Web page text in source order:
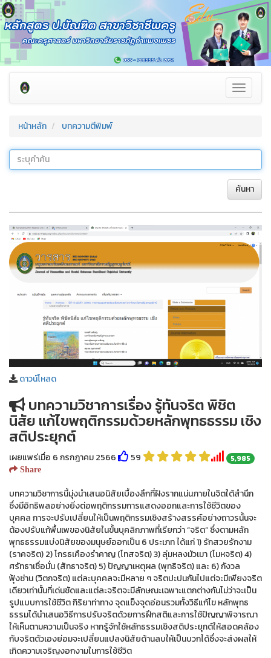
Toggle
หน้าหลัก
บทความตีพิมพ์
ค้นหา
ดาวน์โหลด
บทความวิชาการเรื่อง รู้ทันจริต พิชิต
นิสัย แก้ไขพฤติกรรมด้วยหลักพุทธธรรม เชิง
สติประยุกต์
เผยแพร่เมื่อ 6 กรกฎาคม 2566 59 5,985
Share
บทความวิชาการนี้มุ่งนำเสนอนิสัยเบื้องลึกที่ฝังรากแน่นภายในจิตใต้สำนึก
ซึ่งมีอิทธิพลอย่างยิ่งต่อพฤติกรรมการแสดงออกและการใช้ชีวิตของ
บุคคล การจะปรับเปลี่ยนให้เป็นพฤติกรรมเชิงสร้างสรรค์อย่างถาวรนั้นจะ
ต้องปรับแก้พื้นเพของนิสัยในขั้นบุคลิกภาพที่เรียกว่า “จริต” ซึ่งตามหลัก
พุทธธรรมแบ่งนิสัยของมนุษย์ออกเป็น 6 ประเภท ได้แก่ 1) รักสวยรักงาม
(ราคจริต) 2) โกรธเคืองรำคาญ (โทสจริต) 3) ลุ่มหลงมัวเมา (โมหจริต) 4)
ศรัทธาเชื่อมั่น (สัทธาจริต) 5) ปัญญาเหตุผล (พุทธิจริต) และ 6) กังวล
ฟุ้งซ่าน (วิตกจริต) แต่ละบุคคลจะมีหลาย ๆ จริตปะปนกันไปแต่จะมีเพียงจริต
เดียวเท่านั้นที่เด่นชัดและแต่ละจริตจะมีลักษณะเฉพาะแตกต่างกันไม่ว่าจะเป็น
รูปแบบการใช้ชีวิต กิริยาท่าทาง จุดแข็งจุดอ่อนรวมทั้งวิธีแก้ไข หลักพุทธ
ธรรมได้นำเสนอวิธีการปรับจริตด้วยการฝึกสติและการใช้ปัญญาพิจารณา
ให้เห็นตามความเป็นจริง หากรู้จักใช้หลักธรรมเชิงสติประยุกต์ให้สอดคล้อง
กับจริตตัวเองย่อมจะเปลี่ยนแปลงนิสัยด้านลบให้เป็นบวกได้ซึ่งจะส่งผลให้
เกิดความเจริญงอกงามในการใช้ชีวิต